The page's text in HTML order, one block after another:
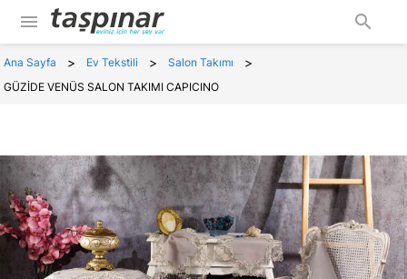
menu search
Ana Sayfa > Ev Tekstili > Salon Takımı >
GÜZİDE VENÜS SALON TAKIMI CAPICINO